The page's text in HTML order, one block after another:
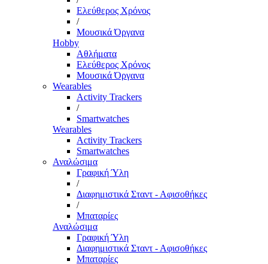
Ελεύθερος Χρόνος
/
Μουσικά Όργανα
Hobby
Αθλήματα
Ελεύθερος Χρόνος
Μουσικά Όργανα
Wearables
Activity Trackers
/
Smartwatches
Wearables
Activity Trackers
Smartwatches
Αναλώσιμα
Γραφική Ύλη
/
Διαφημιστικά Σταντ - Αφισοθήκες
/
Μπαταρίες
Αναλώσιμα
Γραφική Ύλη
Διαφημιστικά Σταντ - Αφισοθήκες
Μπαταρίες